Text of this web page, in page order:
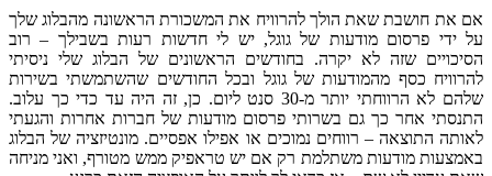
אם את חושבת שאת הולך להרוויח את המשכורת הראשונה מהבלוג שלך
על ידי פרסום מודעות של גוגל, יש לי חדשות רעות בשבילך – רוב
הסיכויים שזה לא יקרה. בחודשים הראשונים של הבלוג שלי ניסיתי
להרוויח כסף מהמודעות של גוגל ובכל החודשים שהשתמשתי בשירות
שלהם לא הרווחתי יותר מ-30 סנט ליום. כן, זה היה עד כדי כך עלוב.
התנסתי אחר כך גם בשרותי פרסום מודעות של חברות אחרות והגעתי
לאותה התוצאה – רווחים נמוכים או אפילו אפסיים. מונטיזציה של הבלוג
באמצעות מודעות משתלמת רק אם יש טראפיק ממש מטורף, ואני מניחה